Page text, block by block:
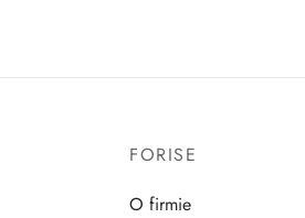
FORISE
O firmie